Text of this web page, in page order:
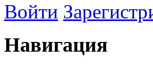
Войти
Навигация